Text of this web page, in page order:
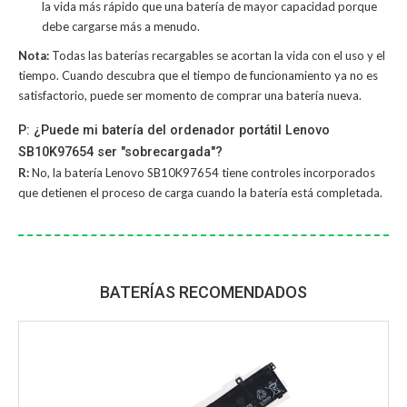
la vida más rápido que una batería de mayor capacidad porque
debe cargarse más a menudo.
Nota: Todas las baterías recargables se acortan la vida con el uso y el
tiempo. Cuando descubra que el tiempo de funcionamiento ya no es
satisfactorio, puede ser momento de comprar una batería nueva.
P: ¿Puede mi batería del ordenador portátil Lenovo
SB10K97654 ser "sobrecargada"?
R:No, la batería Lenovo SB10K97654tiene controles incorporados
que detienen el proceso de carga cuando la batería está completada.
BATERÍAS RECOMENDADOS